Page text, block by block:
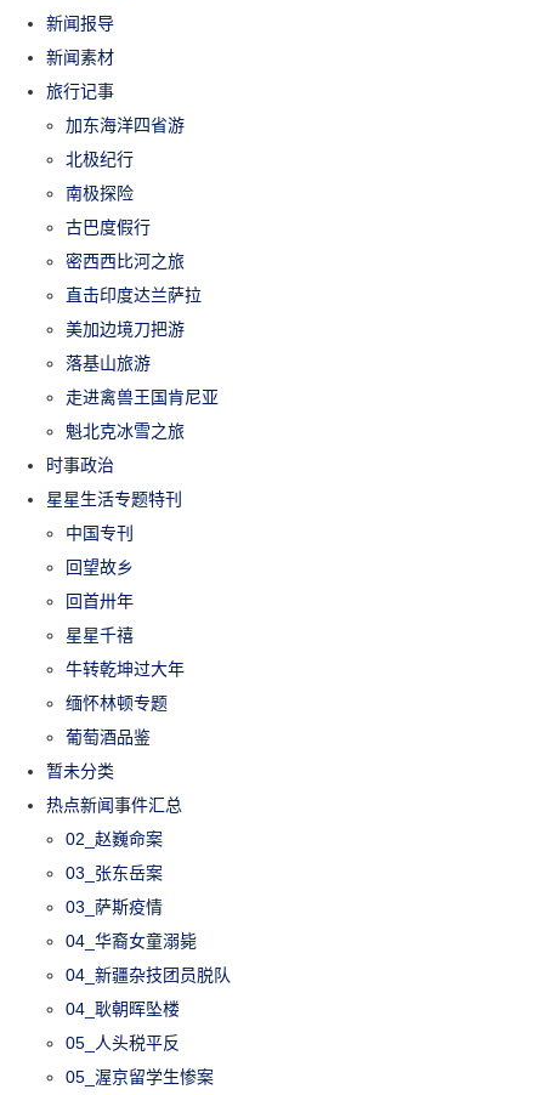
新闻报导
新闻素材
旅行记事
加东海洋四省游
北极纪行
南极探险
古巴度假行
密西西比河之旅
直击印度达兰萨拉
美加边境刀把游
落基山旅游
走进禽兽王国肯尼亚
魁北克冰雪之旅
时事政治
星星生活专题特刊
中国专刊
回望故乡
回首卅年
星星千禧
牛转乾坤过大年
缅怀林顿专题
葡萄酒品鉴
暂未分类
热点新闻事件汇总
02_赵巍命案
03_张东岳案
03_萨斯疫情
04_华裔女童溺毙
04_新疆杂技团员脱队
04_耿朝晖坠楼
05_人头税平反
05_渥京留学生惨案